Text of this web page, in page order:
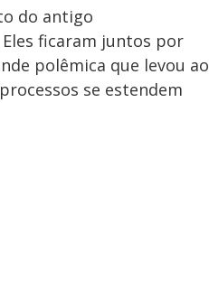
do antigo
ficaram juntos por
polêmica que levou ao
se estendem